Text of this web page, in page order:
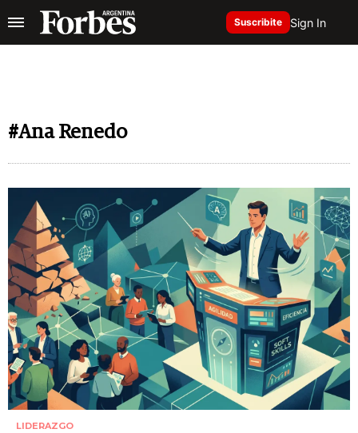
Suscribite Sign In
#Ana Renedo
LIDERAZGO